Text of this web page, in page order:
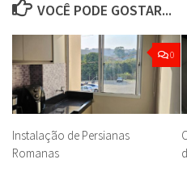
VOCÊ PODE GOSTAR...
0
Instalação de Persianas
Romanas